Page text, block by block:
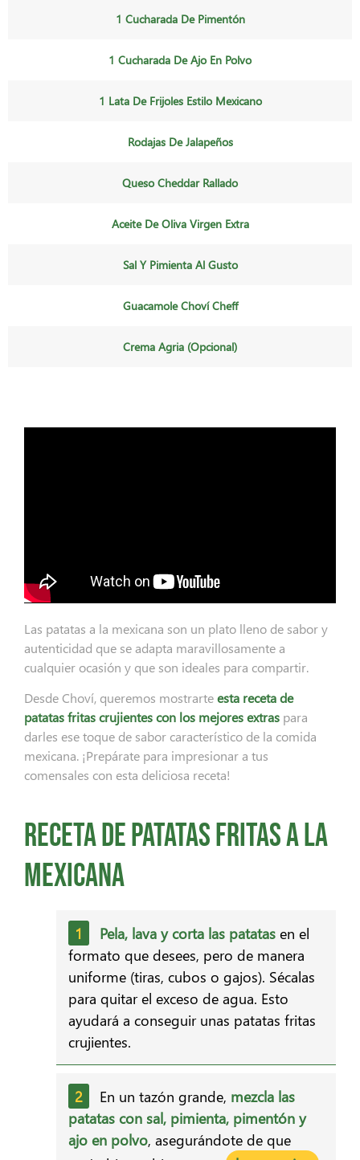
1 Cucharada De Pimentón
1 Cucharada De Ajo En Polvo
1 Lata De Frijoles Estilo Mexicano
Rodajas De Jalapeños
Queso Cheddar Rallado
Aceite De Oliva Virgen Extra
Sal Y Pimienta Al Gusto
Guacamole Choví Cheff
Crema Agria (opcional)
Las patatas a la mexicana son un plato lleno de sabor y
autenticidad que se adapta maravillosamente a
cualquier ocasión y que son ideales para compartir.
Desde Choví, queremos mostrarteesta receta de
patatas fritas crujientes con los mejores extras para
darles ese toque de sabor característico de la comida
mexicana. ¡Prepárate para impresionar a tus
comensales con esta deliciosa receta!
Receta de patatas fritas a la
mexicana
Pela, lava y corta las patatas en el
formato que desees, pero de manera
uniforme (tiras, cubos o gajos). Sécalas
para quitar el exceso de agua. Esto
ayudará a conseguir unas patatas fritas
crujientes.
En un tazón grande, mezcla las
patatas con sal, pimienta, pimentón y
ajo en polvo, asegurándote de que